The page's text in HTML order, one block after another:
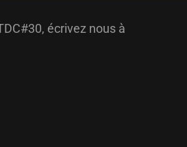
écrivez nous à